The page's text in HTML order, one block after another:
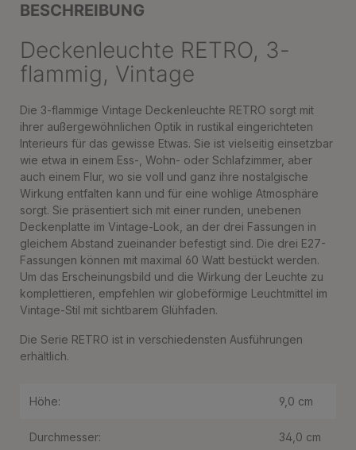
BESCHREIBUNG
Deckenleuchte RETRO, 3-
flammig, Vintage
Die 3-flammige Vintage Deckenleuchte RETRO sorgt mit
ihrer außergewöhnlichen Optik in rustikal eingerichteten
Interieurs für das gewisse Etwas. Sie ist vielseitig einsetzbar
wie etwa in einem Ess-, Wohn- oder Schlafzimmer, aber
auch einem Flur, wo sie voll und ganz ihre nostalgische
Wirkung entfalten kann und für eine wohlige Atmosphäre
sorgt. Sie präsentiert sich mit einer runden, unebenen
Deckenplatte im Vintage-Look, an der drei Fassungen in
gleichem Abstand zueinander befestigt sind. Die drei E27-
Fassungen können mit maximal 60 Watt bestückt werden.
Um das Erscheinungsbild und die Wirkung der Leuchte zu
komplettieren, empfehlen wir globeförmige Leuchtmittel im
Vintage-Stil mit sichtbarem Glühfaden.
Die Serie RETRO ist in verschiedensten Ausführungen
erhältlich.
Höhe: 9,0 cm
Durchmesser: 34,0 cm